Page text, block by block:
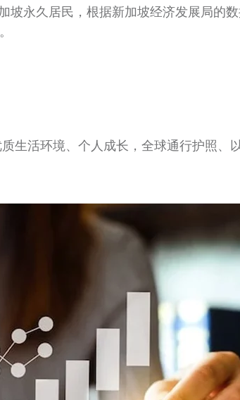
永久居民，根据新加坡经济发展局的
生活环境、个人成长，全球通行护照、